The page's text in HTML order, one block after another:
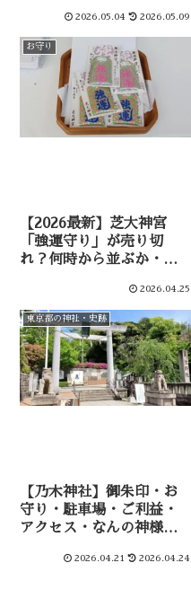
2026.05.04 2026.05.09
お守り
【2026最新】芝大神宮
「強運守り」が売り切
れ？何時から並ぶか・値
2026.04.25
東京都の神社・史跡
【乃木神社】御朱印・お
守り・駐車場・ご利益・
アクセス・なんの神様な
2026.04.21 2026.04.24